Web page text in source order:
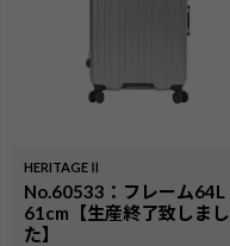
HERITAGEⅡ
No.60533：フレーム64L
61cm【生産終了致しまし
た】